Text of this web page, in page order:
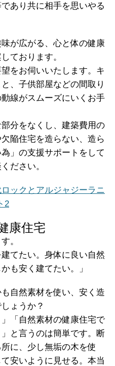
あり共に相手を思いやる
が広がる、心と体の健康
ております。
をお伺いいたします。キ
、子供部屋などの間取り
線がスムーズにいくお手
分をなくし、建築費用の
陥住宅を造らない、造ら
」の支援サポートをして
ださい。
康住宅
。
てたい。身体に良い自然
も安く建てたい。」
自然素材を使い、安く造
ょうか？
「自然素材の健康住宅で
と言うのは簡単です。断
に、少し無垢の木を使
安いように見せる。本当